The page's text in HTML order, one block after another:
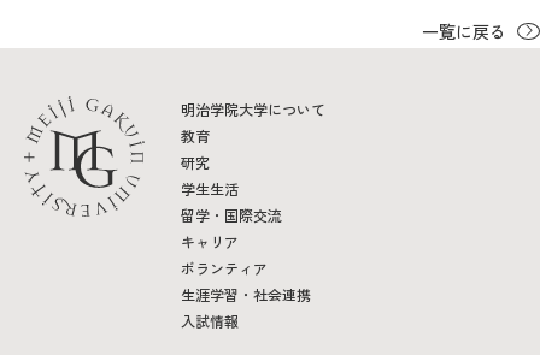
キャリア
ボランティア
生涯学習・社会連携
入試情報サイト
一覧に戻る
明治学院大学について
教育
研究
学生生活
留学・国際交流
キャリア
ボランティア
生涯学習・社会連携
入試情報